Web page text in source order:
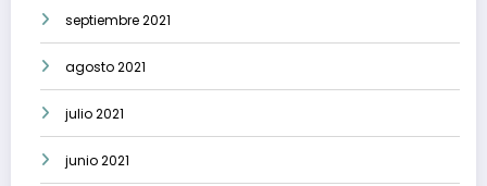
septiembre 2021
agosto 2021
julio 2021
junio 2021